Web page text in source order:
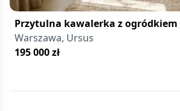
—
przystępne
mieszkania
na
pod
Przytulna kawalerka z ogródkiem
okazja!
Warszawa, Ursus
195 000zł